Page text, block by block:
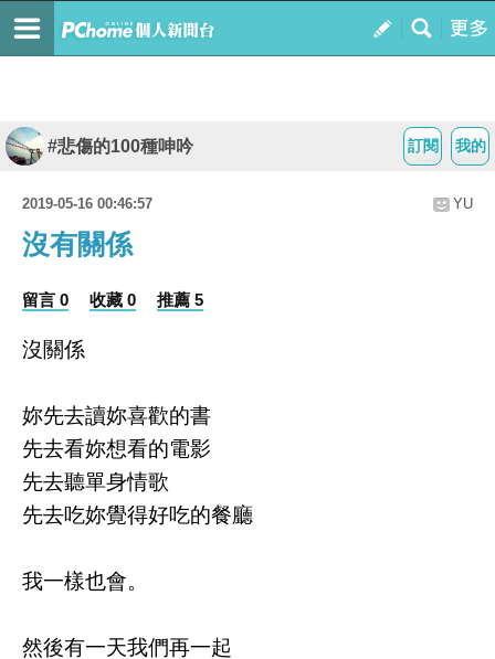
我的
訂閱
#悲傷的100種呻吟
2019-05-16 00:46:57 YU
沒有關係
留言 0 收藏 0 推薦 5
沒關係
妳先去讀妳喜歡的書
先去看妳想看的電影
先去聽單身情歌
先去吃妳覺得好吃的餐廳
我一樣也會。
然後有一天我們再一起